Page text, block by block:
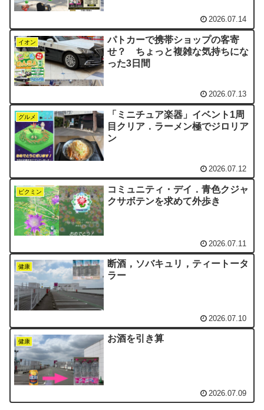
2026.07.14
イオン
パトカーで携帯ショップの客寄
せ？ ちょっと複雑な気持ちにな
った3日間
2026.07.13
グルメ
「ミニチュア楽器」イベント1周
目クリア．ラーメン極でジロリア
ン
2026.07.12
ピクミン
コミュニティ・デイ．青色クジャ
クサボテンを求めて外歩き
2026.07.11
健康
断酒，ソバキュリ，ティートータ
ラー
2026.07.10
健康 お酒を引き算
2026.07.09